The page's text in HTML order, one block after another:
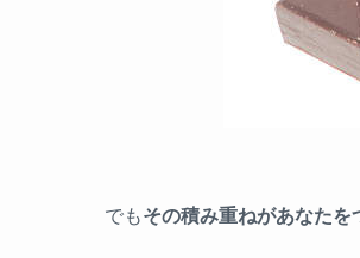
でもその積み重ねがあなたを